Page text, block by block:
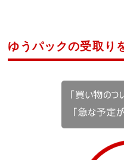
ゆうパックの受取り